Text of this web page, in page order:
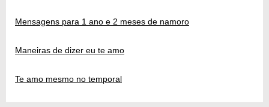
Mensagens para 1 ano e 2 meses de namoro
Maneiras de dizer eu te amo
Te amo mesmo no temporal